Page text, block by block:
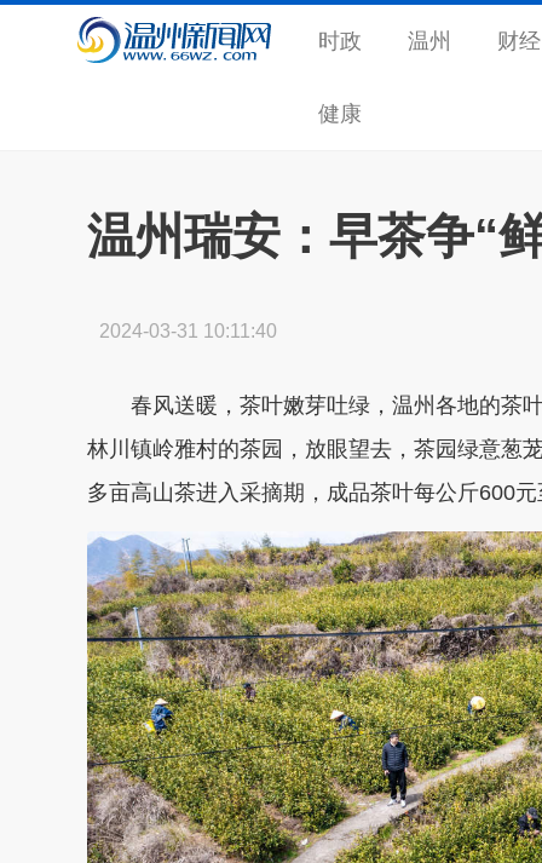
时政 温州 财经
健康
温州瑞安：早茶争“
2024-03-31 10:11:40
春风送暖，茶叶嫩芽吐绿，温州各地的茶叶
林川镇岭雅村的茶园，放眼望去，茶园绿意
多亩高山茶进入采摘期，成品茶叶每公斤600